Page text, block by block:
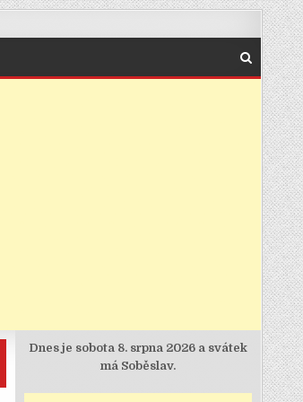
Dnes je sobota 8. srpna 2026 a svátek
má Soběslav.